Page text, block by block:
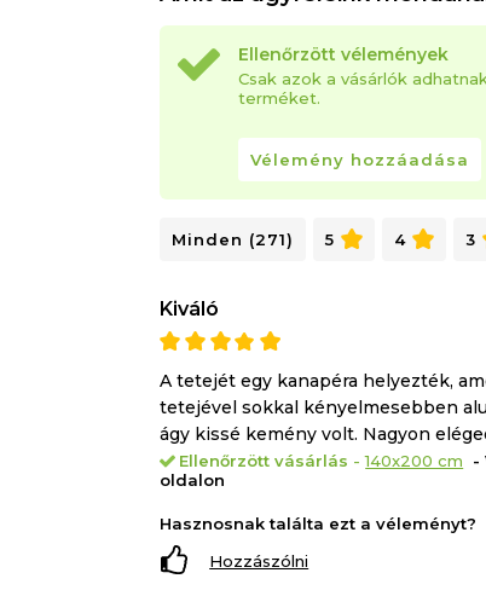
Magasság 5 cm
Garancia 2 év
Tulajdonságok Levehető huzat
Maximális ajánlott súly/fő - kg 100
Ellenőrzött vélemények
Csak azok a vásárlók
terméket.
Vélemény hozzáadása
Minden (271) 5 4 3
Kiváló
A tetejét egy kanapéra helyezték,
tetejével sokkal kényelmesebben
ágy kissé kemény volt. Nagyon
Ellenőrzött vásárlás -140x200 cm
-
oldalon
Hasznosnak találta ezt a véleményt?
Hozzászólni